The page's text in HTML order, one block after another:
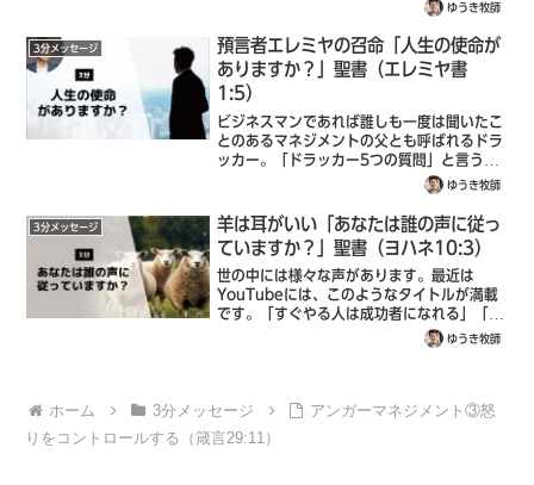
る過去に自分がしたことに対して、「後悔し
ていること」がある仕事や恋愛を頑張って
い...
ゆうき牧師
3分メッセージ
預言者エレミヤの召命「人生の使命が
ありますか？」聖書（エレミヤ書
1:5）
ビジネスマンであれば誰しも一度は聞いたこ
とのあるマネジメントの父とも呼ばれるドラ
ッカー。「ドラッカー5つの質問」と言う本
の中で、彼が一番最初にした質問は、「われ
われの使命は何か」と言うことです。例え
ば、ユニクロの使命は です。今までにない
新...
ゆうき牧師
3分メッセージ
羊は耳がいい「あなたは誰の声に従っ
ていますか？」聖書（ヨハネ10:3）
世の中には様々な声があります。最近は
YouTubeには、このようなタイトルが満載
です。「すぐやる人は成功者になれる」「絶
対に成功できない凡人の特徴と成功者の鉄
則」「次の時代の成功者になるには」実はこ
ゆうき牧師
ホーム 3分メッセージ
アンガーマネジメント③怒
りをコントロールする（箴言29:11）